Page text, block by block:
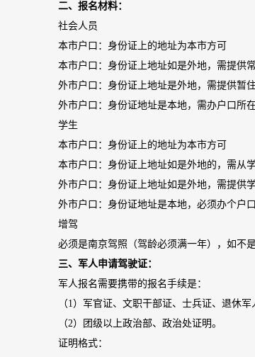
二、报名材料：
社会人员
本市户口：身份证上的地址为本市方可
本市户口：身份证上地址如是外地，需提供
外市户口：身份证上地址是外地，需提供暂住
外市户口：身份证地址是本地，需办户口所
学生
本市户口：身份证上的地址为本市方可
本市户口：身份证上地址如是外地的，需从
外市户口：身份证上地址如是外地，需提供
外市户口：身份证地址是本地，必须办个户
增驾
必须是南京驾照（驾龄必须满一年），如不
三、军人申请驾驶证：
军人报名需要携带的报名手续是：
（1）军官证、文职干部证、士兵证、退休军
（2）团级以上政治部、政治处证明。
证明格式：